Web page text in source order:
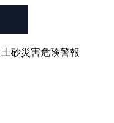
砂災害危険警報